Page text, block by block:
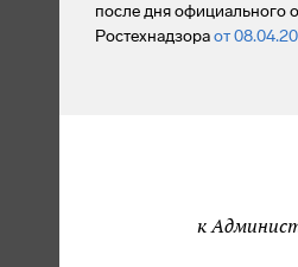
после дня официального
Ростехнадзораот
к